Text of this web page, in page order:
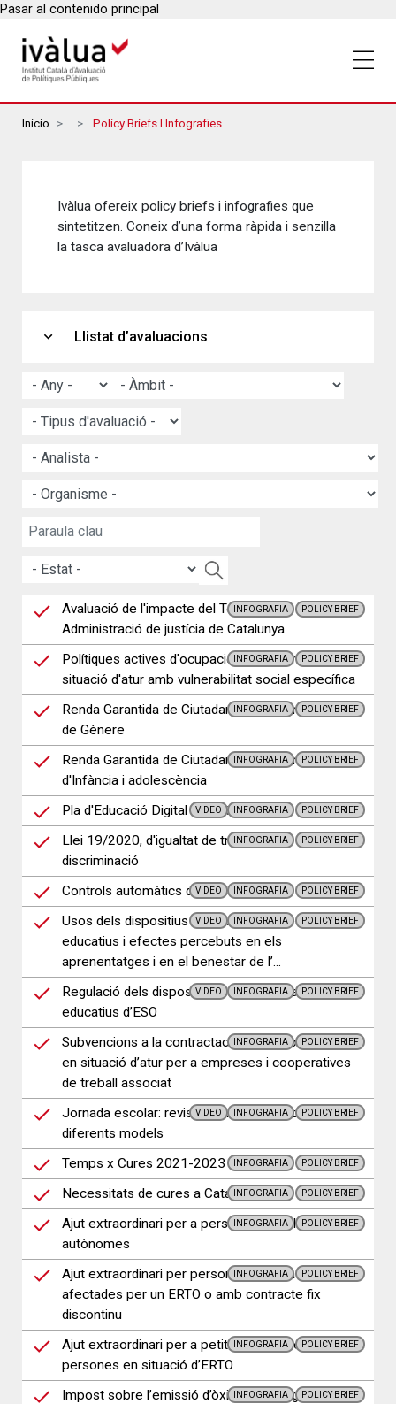
Pasar al contenido principal
Breadcrumbs
Inicio Policy Briefs I Infografies
Ivàlua ofereix policy briefs i infografies que
sintetitzen. Coneix d’una forma ràpida i senzilla
la tasca avaluadora d’Ivàlua
expand_more Llistat d’avaluacions
Avaluació de l'impacte del Teletreball
Administració de justícia de Catalunya
INFOGRAFIA POLICY BRIEF
Polítiques actives d'ocupació de persones en
situació d'atur amb vulnerabilitat social específica
INFOGRAFIA POLICY BRIEF
Renda Garantida de Ciutadania amb Perspectiva
de Gènere
INFOGRAFIA POLICY BRIEF
Renda Garantida de Ciutadania amb Perspectiva
d'Infància i adolescència
INFOGRAFIA POLICY BRIEF
Pla d'Educació Digital de Catalunya
VIDEO INFOGRAFIA POLICY BRIEF
Llei 19/2020, d'igualtat de tracte i no-
discriminació
INFOGRAFIA POLICY BRIEF
Controls automàtics de velocitat
VIDEO INFOGRAFIA POLICY BRIEF
Usos dels dispositius digitals als centres
educatius i efectes percebuts en els
aprenentatges i en el benestar de l’...
VIDEO INFOGRAFIA POLICY BRIEF
Regulació dels dispositius mòbils als centres
educatius d’ESO
VIDEO INFOGRAFIA POLICY BRIEF
Subvencions a la contractació de persones joves
en situació d’atur per a empreses i cooperatives
de treball associat
INFOGRAFIA POLICY BRIEF
Jornada escolar: revisió d'evidències sobre
diferents models
VIDEO INFOGRAFIA POLICY BRIEF
Temps x Cures 2021-2023 INFOGRAFIA POLICY BRIEF
Necessitats de cures a CatalunyaINFOGRAFIA POLICY BRIEF
Ajut extraordinari per a persones treballadores
autònomes
INFOGRAFIA POLICY BRIEF
Ajut extraordinari per persones treballadores
afectades per un ERTO o amb contracte fix
discontinu
INFOGRAFIA POLICY BRIEF
Ajut extraordinari per a petites empreses amb
persones en situació d’ERTO
INFOGRAFIA POLICY BRIEF
Impost sobre l’emissió d’òxids de nitrogen a
INFOGRAFIA POLICY BRIEF